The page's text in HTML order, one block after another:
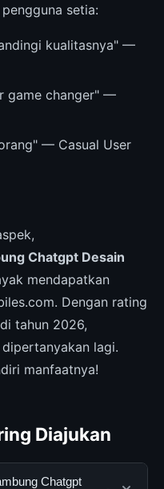
setia:
kualitasnya" —
game changer" —
— Casual User
Chatgpt Desain
mendapatkan
Dengan rating
tahun 2026,
lagi.
manfaatnya!
Diajukan
Chatgpt